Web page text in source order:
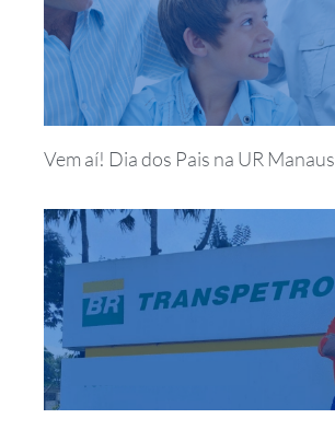
Vem aí! Dia dos Pais na UR Manaus